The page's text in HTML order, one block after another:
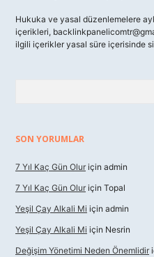
Hukuka ve yasal düzenlemelere
içerikleri,
ilgili içerikler yasal süre içerisinde
SON YORUMLAR
7 Yıl Kaç Gün Olur için admin
7 Yıl Kaç Gün Olur için Topal
Yeşil Çay Alkali Mi için admin
Yeşil Çay Alkali Mi için Nesrin
Değişim Yönetimi Neden Önemlidir